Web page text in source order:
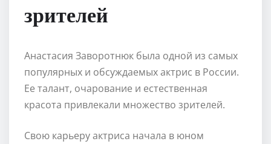
зрителей
Анастасия Заворотнюк была одной из самых
популярных и обсуждаемых актрис в России.
Ее талант, очарование и естественная
красота привлекали множество зрителей.
Свою карьеру актриса начала в юном